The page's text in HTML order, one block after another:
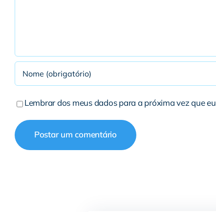
Lembrar dos meus dados para a próxima vez que